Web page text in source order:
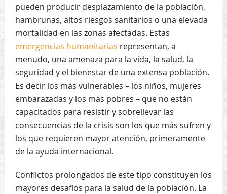
pueden producir desplazamiento de la población,
hambrunas, altos riesgos sanitarios o una elevada
mortalidad en las zonas afectadas. Estas
emergencias humanitarias representan, a
menudo, una amenaza para la vida, la salud, la
seguridad y el bienestar de una extensa población.
Es decir los más vulnerables – los niños, mujeres
embarazadas y los más pobres – que no están
capacitados para resistir y sobrellevar las
consecuencias de la crisis son los que más sufren y
los que requieren mayor atención, primeramente
de la ayuda internacional.
Conflictos prolongados de este tipo constituyen los
mayores desafíos para la salud de la población. La